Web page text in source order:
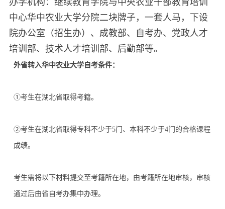
中心华中农业大学分院二块牌子，一套人马，下设
院办公室（招生办）、成教部、自考办、党政人才
培训部、技术人才培训部、后勤部等。
外省转入华中农业大学自考条件：
①考生在湖北省取得考籍。
②考生在湖北省取得专科不少于5门、本科不少于4门的合格课程
成绩。
考生需将以下材料提交至考籍所在地，由考籍所在地审核，审核
通过后由省自考办集中办理。